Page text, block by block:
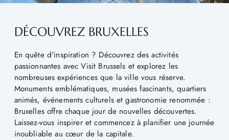
DÉCOUVREZ BRUXELLES
En quête d'inspiration ? Découvrez des activités
passionnantes avec Visit Brussels et explorez les
nombreuses expériences que la ville vous réserve.
Monuments emblématiques, musées fascinants, quartiers
animés, événements culturels et gastronomie renommée :
Bruxelles offre chaque jour de nouvelles découvertes.
Laissez-vous inspirer et commencez à planifier une journée
inoubliable au cœur de la capitale.